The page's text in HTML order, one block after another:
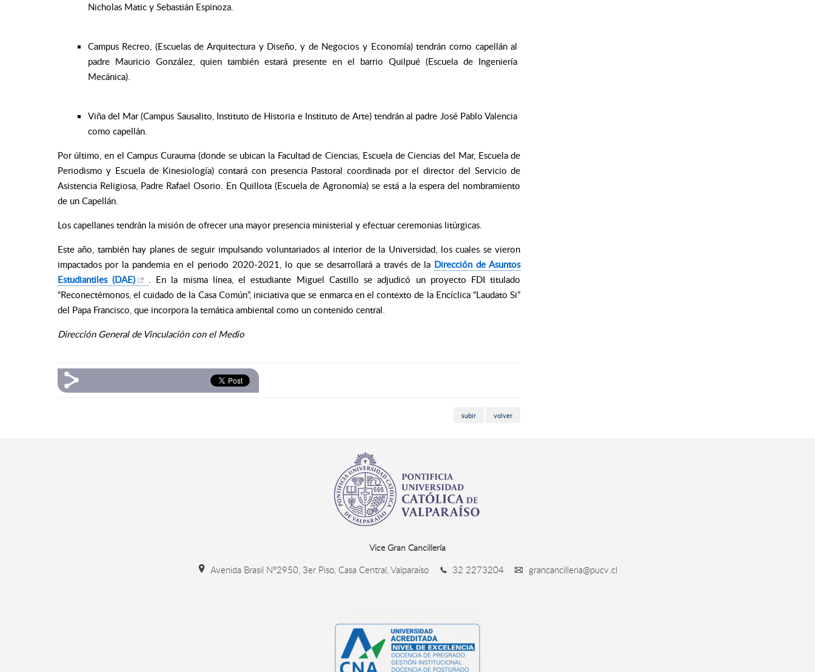
Nicholas Matic y Sebastián Espinoza.
Campus Recreo, (Escuelas de Arquitectura y Diseño, y de Negocios y Economía) tendrán como capellán al
padre Mauricio González, quien también estará presente en el barrio Quilpué (Escuela de Ingeniería
Mecánica).
Viña del Mar (Campus Sausalito, Instituto de Historia e Instituto de Arte) tendrán al padre José Pablo Valencia
como capellán.
Por último, en el Campus Curauma (donde se ubican la Facultad de Ciencias, Escuela de Ciencias del Mar, Escuela de
Periodismo y Escuela de Kinesiología) contará con presencia Pastoral coordinada por el director del Servicio de
Asistencia Religiosa, Padre Rafael Osorio. En Quillota (Escuela de Agronomía) se está a la espera del nombramiento
de un Capellán.
Los capellanes tendrán la misión de ofrecer una mayor presencia ministerial y efectuar ceremonias litúrgicas.
Este año, también hay planes de seguir impulsando voluntariados al interior de la Universidad, los cuales se vieron
impactados por la pandemia en el periodo 2020-2021, lo que se desarrollará a través de la Dirección de Asuntos
Estudiantiles (DAE)
. En la misma línea, el estudiante Miguel Castillo se adjudicó un proyecto FDI titulado
“Reconectémonos, el cuidado de la Casa Común”, iniciativa que se enmarca en el contexto de la Encíclica “Laudato Si”
del Papa Francisco, que incorpora la temática ambiental como un contenido central.
Dirección General de Vinculación con el Medio
subir volver
Vice Gran Cancillería
Avenida Brasil N°2950, 3er Piso, Casa Central, Valparaíso 32 2273204 grancancilleria@pucv.cl